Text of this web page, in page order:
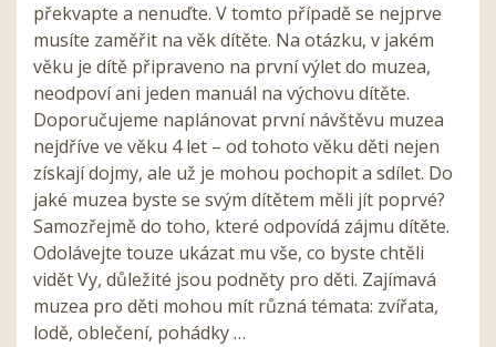
překvapte a nenuďte. V tomto případě se nejprve
musíte zaměřit na věk dítěte. Na otázku, v jakém
věku je dítě připraveno na první výlet do muzea,
neodpoví ani jeden manuál na výchovu dítěte.
Doporučujeme naplánovat první návštěvu muzea
nejdříve ve věku 4 let – od tohoto věku děti nejen
získají dojmy, ale už je mohou pochopit a sdílet. Do
jaké muzea byste se svým dítětem měli jít poprvé?
Samozřejmě do toho, které odpovídá zájmu dítěte.
Odolávejte touze ukázat mu vše, co byste chtěli
vidět Vy, důležité jsou podněty pro děti. Zajímavá
muzea pro děti mohou mít různá témata: zvířata,
lodě, oblečení, pohádky …